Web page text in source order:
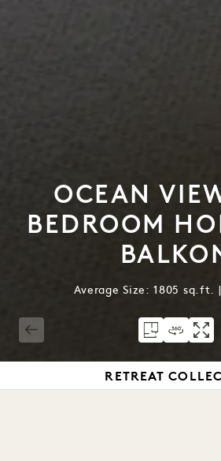
OCEAN
BEDROOM
Average Size: 1805 sq.ft.
RETREAT